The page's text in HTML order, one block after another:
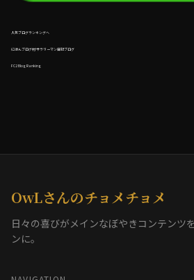
人気ブログランキングへ
にほんブログ村 サラリーマン日記ブログ
FC2 Blog Ranking
OwLさんのチョメチョメ
日々の喜びがメインなぼやきコンテンツ
ンに。